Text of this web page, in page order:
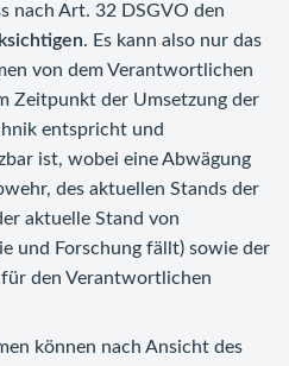
nach Art. 32 DSGVO den
. Es kann also nur das
von dem Verantwortlichen
Zeitpunkt der Umsetzung der
entspricht und
ist, wobei eine Abwägung
des aktuellen Stands der
aktuelle Stand von
und Forschung fällt) sowie der
den Verantwortlichen
können nach Ansicht des